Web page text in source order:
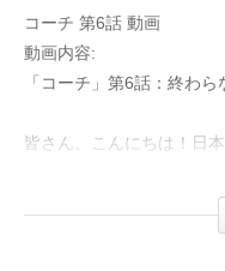
コーチ 第6話 動画
動画内容:
「コーチ」第6話：終わら
皆さん、こんにちは！日
息をのむような展開で私